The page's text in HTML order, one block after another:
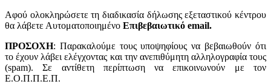
Αφού ολοκληρώσετε τη διαδικασία δήλωσης εξεταστικού κέντρου
θα λάβετε Αυτοματοποιημένο Επιβεβαιωτικό email.
ΠΡΟΣΟΧΗ: Παρακαλούμε τους υποψηφίους να βεβαιωθούν ότι
το έχουν λάβει ελέγχοντας και την ανεπιθύμητη αλληλογραφία τους
(spam). Σε αντίθετη περίπτωση να επικοινωνούν με τον
Ε.Ο.Π.Π.Ε.Π.